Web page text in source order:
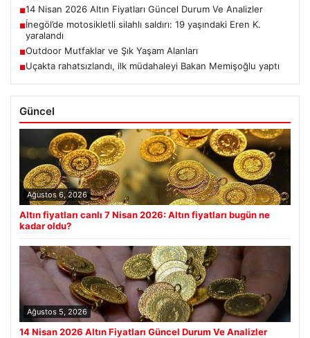
■14 Nisan 2026 Altın Fiyatları Güncel Durum Ve Analizler
■İnegöl’de motosikletli silahlı saldırı: 19 yaşındaki Eren K.
yaralandı
■Outdoor Mutfaklar ve Şık Yaşam Alanları
■Uçakta rahatsızlandı, ilk müdahaleyi Bakan Memişoğlu yaptı
Güncel
Ağustos 6, 2026
Altın fiyatları canlı 7 Nisan 2026: Altın fiyatları bugün ne
kadar oldu?
Ağustos 5, 2026
14 Nisan 2026 Altın Fiyatları Güncel Durum Ve Analizler